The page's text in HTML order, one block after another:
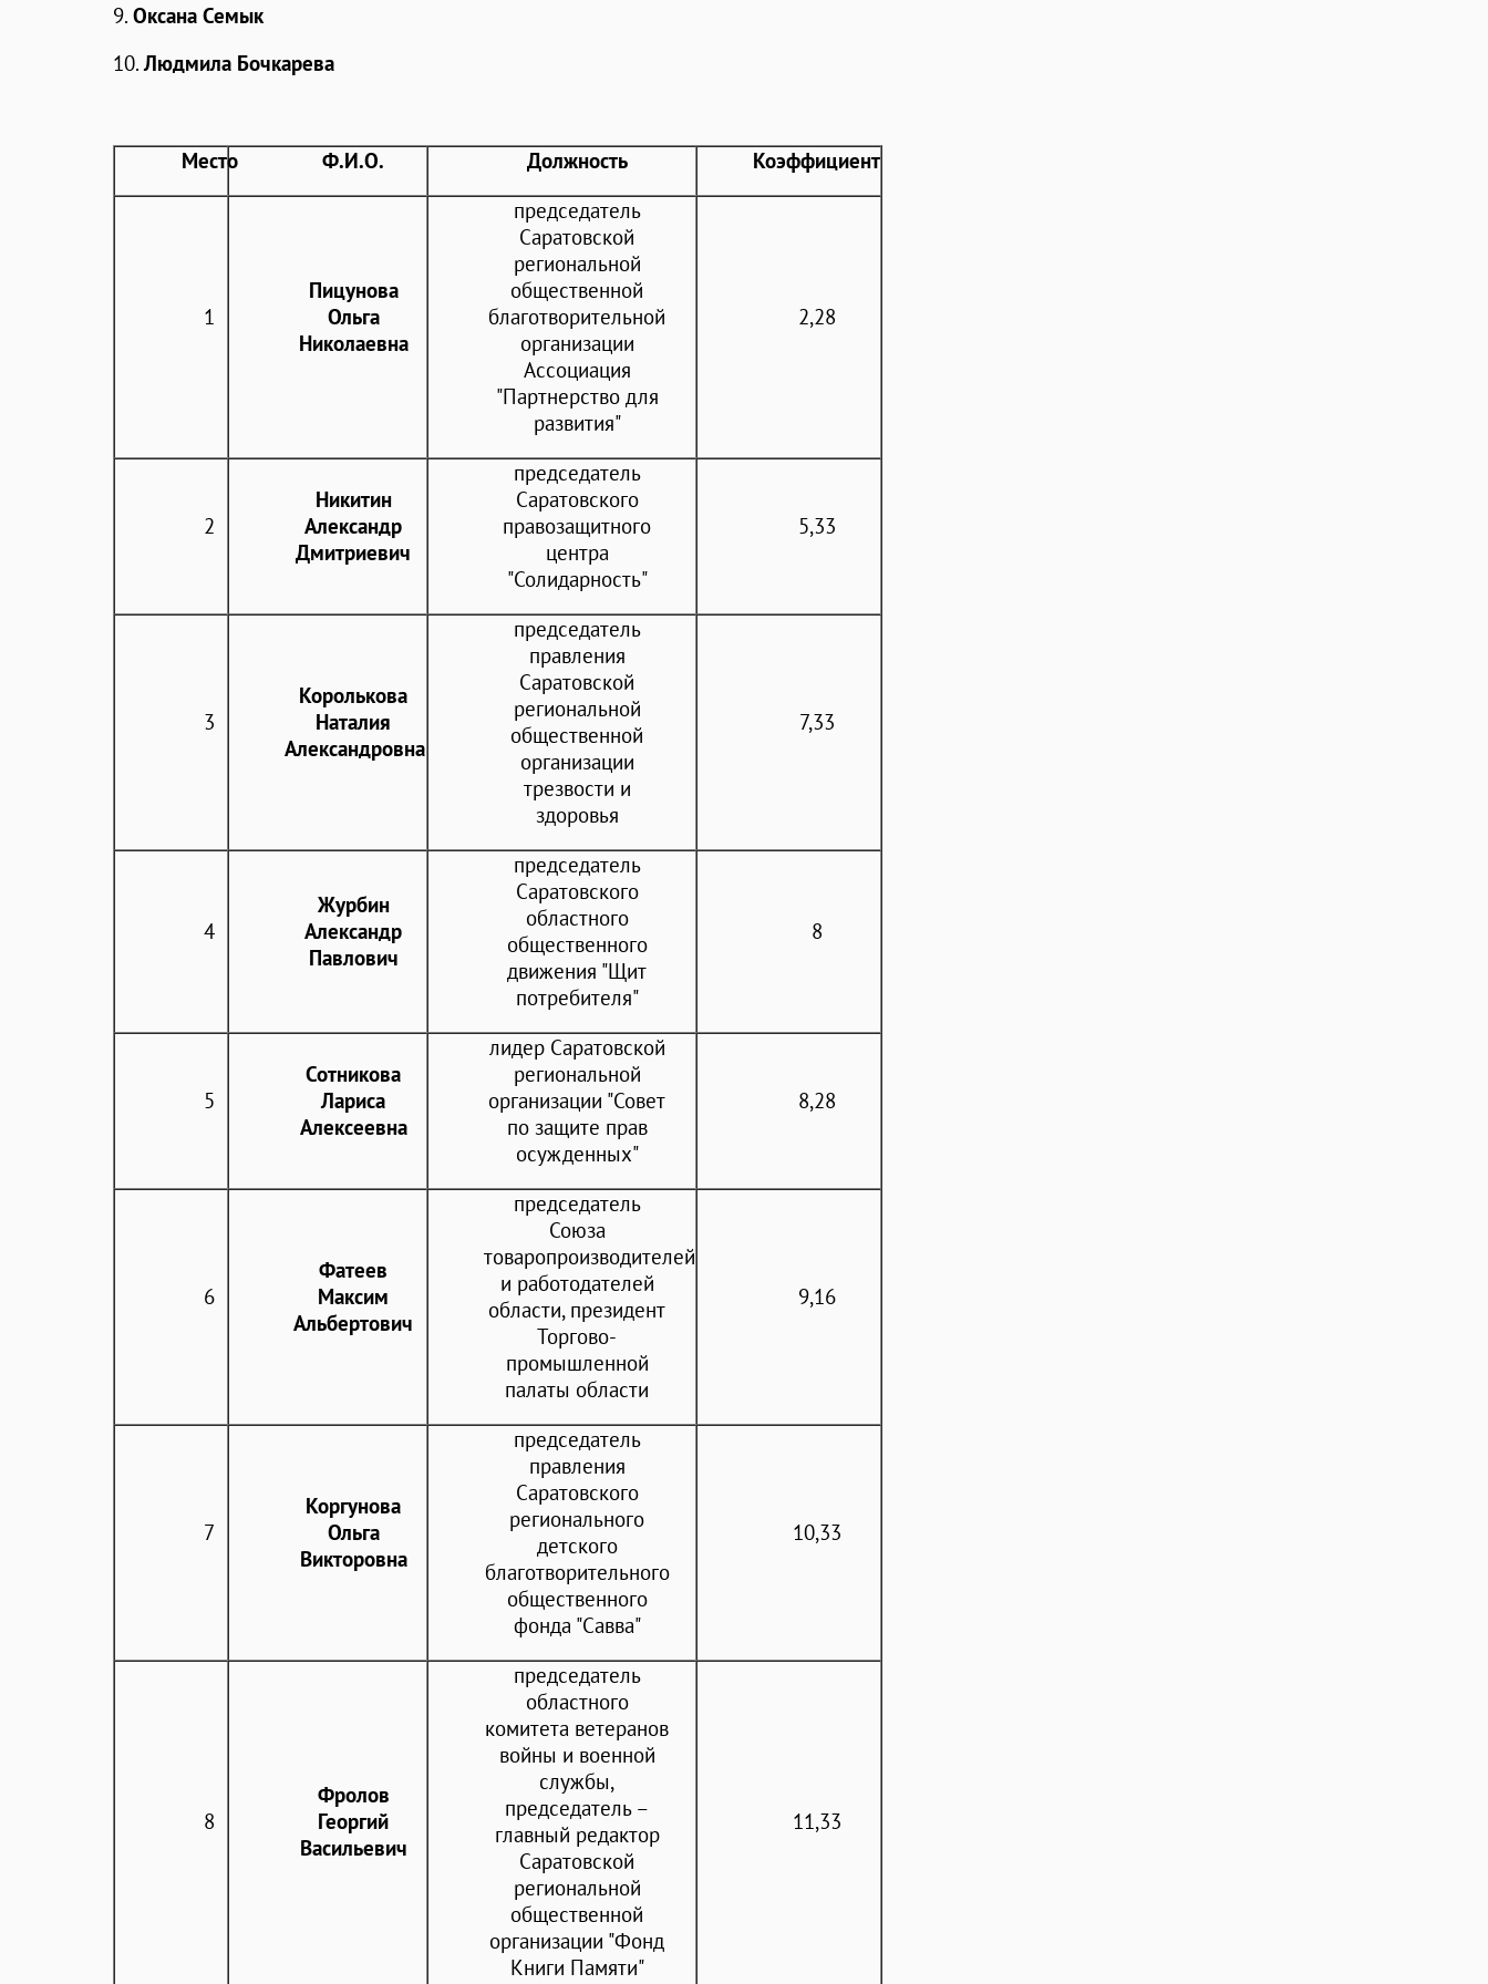
9. Оксана Семык
10.Людмила Бочкарева
Место Ф.И.О. Должность Коэффициент
1
Пицунова
Ольга
Николаевна
председатель
Саратовской
региональной
общественной
благотворительной
организации
Ассоциация
"Партнерство для
развития"
2,28
2
Никитин
Александр
Дмитриевич
председатель
Саратовского
правозащитного
центра
"Солидарность"
5,33
3
Королькова
Наталия
Александровна
председатель
правления
Саратовской
региональной
общественной
организации
трезвости и
здоровья
7,33
4
Журбин
Александр
Павлович
председатель
Саратовского
областного
общественного
движения "Щит
потребителя"
8
5
Сотникова
Лариса
Алексеевна
лидер Саратовской
региональной
организации "Совет
по защите прав
осужденных"
8,28
6
Фатеев
Максим
Альбертович
председатель
Союза
товаропроизводителей
и работодателей
области, президент
Торгово-
промышленной
палаты области
9,16
7
Коргунова
Ольга
Викторовна
председатель
правления
Саратовского
регионального
детского
благотворительного
общественного
фонда "Савва"
10,33
8
Фролов
Георгий
Васильевич
председатель
областного
комитета ветеранов
войны и военной
службы,
председатель –
главный редактор
Саратовской
региональной
общественной
организации "Фонд
Книги Памяти"
11,33